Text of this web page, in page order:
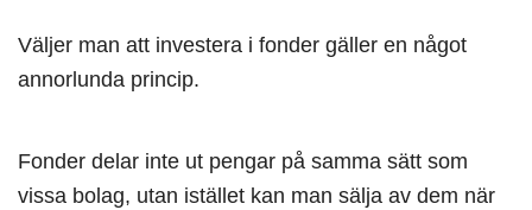
Väljer man att investera i fonder gäller en något
annorlunda princip.
Fonder delar inte ut pengar på samma sätt som
vissa bolag, utan istället kan man sälja av dem när